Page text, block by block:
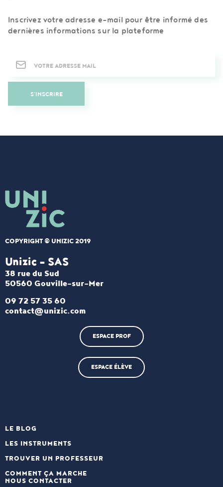
Inscrivez votre adresse e-mail pour être informé des
dernières informations sur la plateforme
S'INSCRIRE
COPYRIGHT © UNIZIC 2019
Unizic - SAS​
38 rue du Sud
50560 Gouville-sur-Mer
09 72 57 35 60
contact@unizic.com
ESPACE PROF
ESPACE ÉLÈVE
LE BLOG
LES INSTRUMENTS
TROUVER UN PROFESSEUR
COMMENT ÇA MARCHE
NOUS CONTACTER